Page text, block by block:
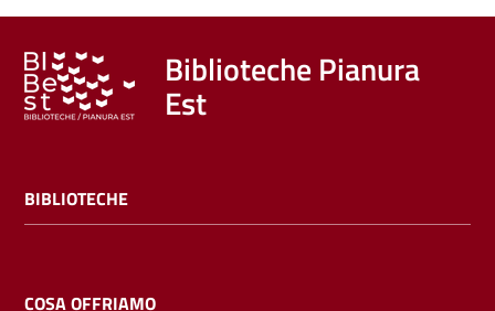
Trova
libri
e
film
Calendario
Biblioteche Pianura
Est
BIBLIOTECHE
COSA OFFRIAMO